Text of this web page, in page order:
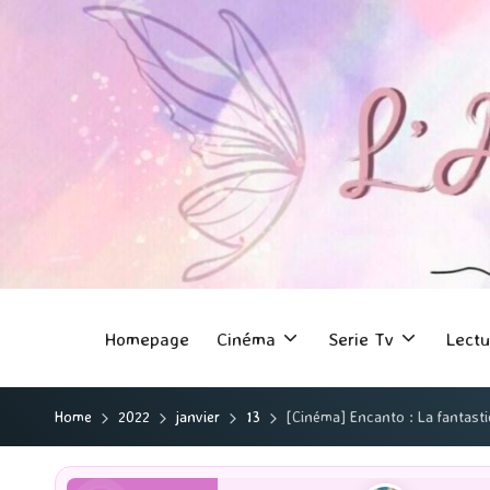
Homepage Cinéma Serie Tv
Home 2022 janvier 13 [Cinéma] Encanto : La